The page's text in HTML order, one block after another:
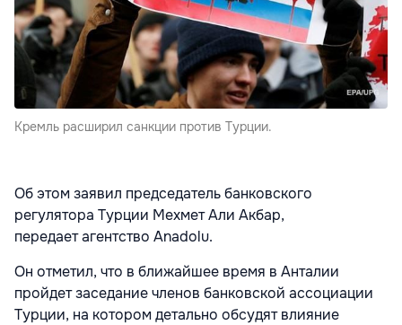
Кремль расширил санкции против Турции.
Об этом заявил председатель банковского
регулятора Турции Мехмет Али Акбар,
передает агентство Anadolu.
Он отметил, что в ближайшее время в Анталии
пройдет заседание членов банковской ассоциации
Турции, на котором детально обсудят влияние